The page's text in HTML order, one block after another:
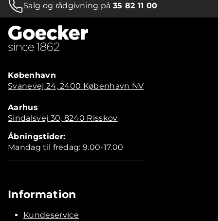
Salg og rådgivning på35 82 11 00
København
Svanevej 24, 2400 København NV
Aarhus
Sindalsvej 30, 8240 Risskov
Åbningstider:
Mandag til fredag: 9.00-17.00
Information
Kundeservice